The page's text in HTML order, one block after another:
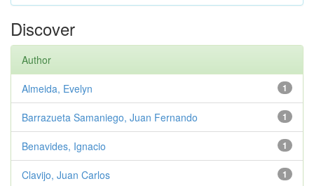
Discover
Author
1
Almeida, Evelyn
1
Barrazueta Samaniego, Juan Fernando
1
Benavides, Ignacio
1
Clavijo, Juan Carlos